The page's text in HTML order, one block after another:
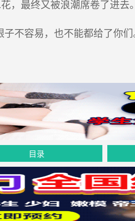
最终又被浪潮席卷了进去。
不容易，也不能都给了你们
目录